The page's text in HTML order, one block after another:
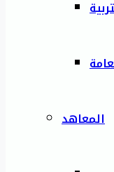
المعاهد